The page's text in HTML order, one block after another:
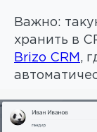
Важно:
хранить в
Brizo CRM ,